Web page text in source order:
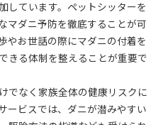
しています。ペットシッターを
マダニ予防を徹底することが可
やお世話の際にマダニの付着を
きる体制を整えることが重要で
でなく家族全体の健康リスクに
ービスでは、ダニが潜みやすい